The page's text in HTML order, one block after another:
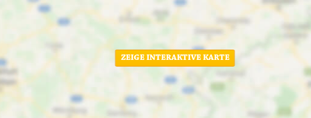
ZEIGE INTERAKTIVE KARTE